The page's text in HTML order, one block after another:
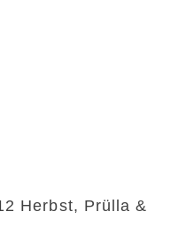
Herbst, Prülla &